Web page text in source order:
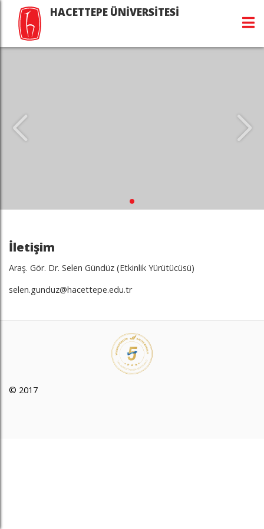
HACETTEPE ÜNİVERSİTESİ
İletişim
Araş. Gör. Dr. Selen Gündüz (Etkinlik Yürütücüsü)
selen.gunduz@hacettepe.edu.tr
© 2017